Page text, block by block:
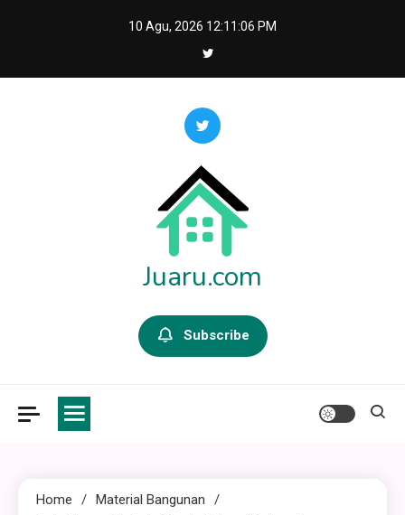
10 Agu, 2026 12:11:08 PM
Juaru.com
Subscribe
Home
Material Bangunan